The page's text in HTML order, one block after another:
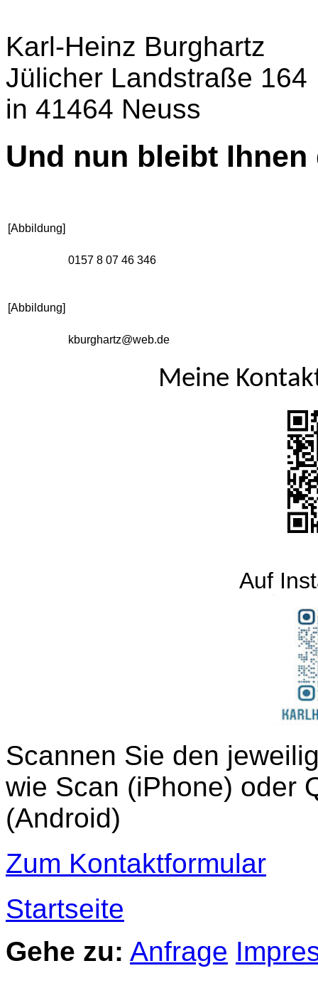
Karl-Heinz Burghartz
Jülicher Landstraße 164
in 41464 Neuss
Und nun bleibt
[Abbildung]
0157 8 07 46 346
[Abbildung]
kburghartz@web.de
Meine
Auf
Scannen Sie den
wie Scan (iPhone) oder
(Android)
Zum Kontaktformular
Startseite
Gehe zu: Anfrage